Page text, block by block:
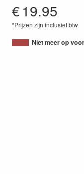
€19.95
*Prijzen zijn inclusief btw
8717278850948
Niet meer op